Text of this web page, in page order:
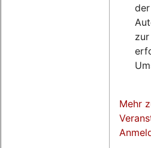
der
zur
Mehr